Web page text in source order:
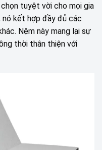
tuyệt vời cho mọi gia
kết hợp đầy đủ các
Nệm này mang lại sự
thời thân thiện với